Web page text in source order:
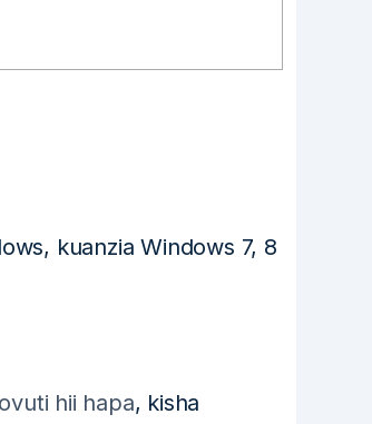
kuanzia Windows 7, 8
hii hapa, kisha